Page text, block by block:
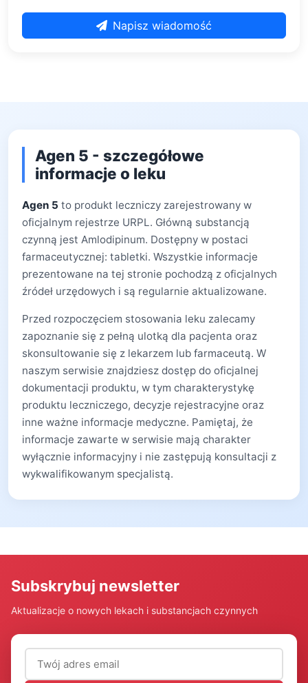
Napisz wiadomość
Agen 5 - szczegółowe
informacje o leku
Agen 5 to produkt leczniczy zarejestrowany w
oficjalnym rejestrze URPL. Główną substancją
czynną jest Amlodipinum. Dostępny w postaci
farmaceutycznej: tabletki. Wszystkie informacje
prezentowane na tej stronie pochodzą z oficjalnych
źródeł urzędowych i są regularnie aktualizowane.
Przed rozpoczęciem stosowania leku zalecamy
zapoznanie się z pełną ulotką dla pacjenta oraz
skonsultowanie się z lekarzem lub farmaceutą. W
naszym serwisie znajdziesz dostęp do oficjalnej
dokumentacji produktu, w tym charakterystykę
produktu leczniczego, decyzje rejestracyjne oraz
inne ważne informacje medyczne. Pamiętaj, że
informacje zawarte w serwisie mają charakter
wyłącznie informacyjny i nie zastępują konsultacji z
wykwalifikowanym specjalistą.
Subskrybuj newsletter
Aktualizacje o nowych lekach i substancjach czynnych
Adres email (wymagany)